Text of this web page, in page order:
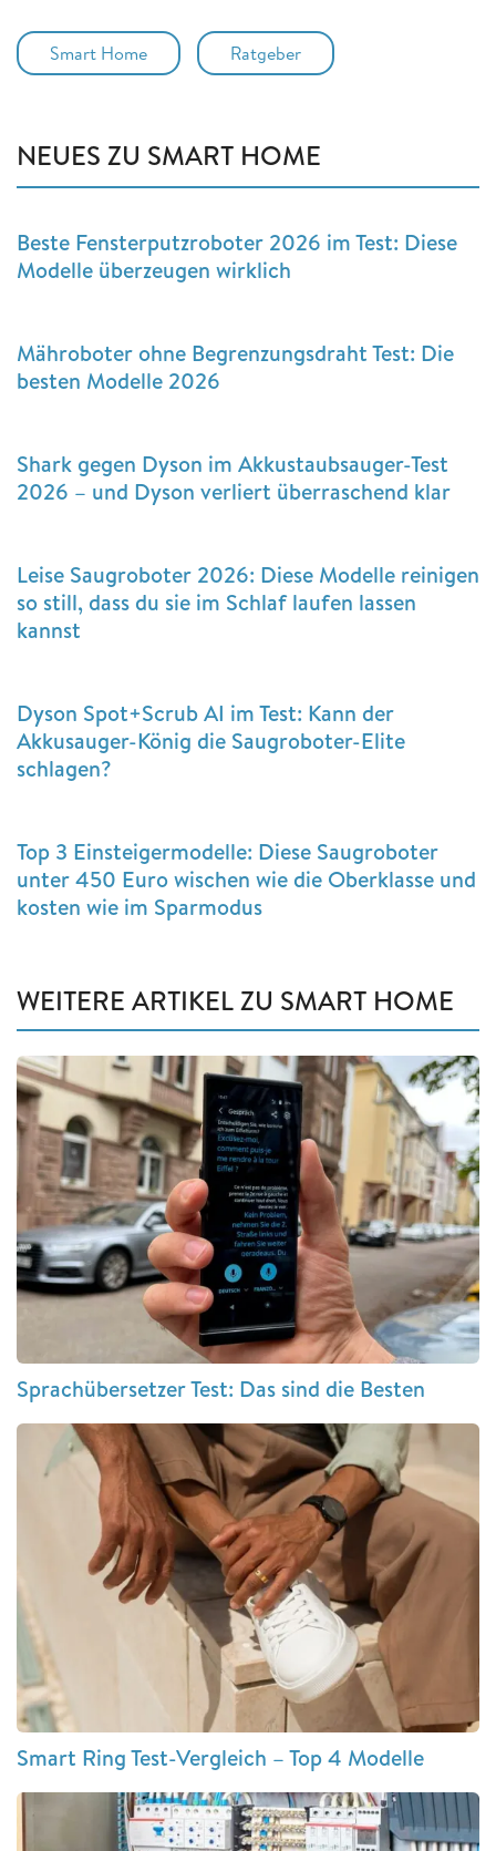
Smart Home Ratgeber
NEUES ZU SMART HOME
Beste Fensterputzroboter 2026 im Test: Diese
Modelle überzeugen wirklich
Mähroboter ohne Begrenzungsdraht Test: Die
besten Modelle 2026
Shark gegen Dyson im Akkustaubsauger-Test
2026 – und Dyson verliert überraschend klar
Leise Saugroboter 2026: Diese Modelle reinigen
so still, dass du sie im Schlaf laufen lassen
kannst
Dyson Spot+Scrub AI im Test: Kann der
Akkusauger-König die Saugroboter-Elite
schlagen?
Top 3 Einsteigermodelle: Diese Saugroboter
unter 450 Euro wischen wie die Oberklasse und
kosten wie im Sparmodus
WEITERE ARTIKEL ZU SMART HOME
Sprachübersetzer Test: Das sind die Besten
Smart Ring Test-Vergleich – Top 4 Modelle